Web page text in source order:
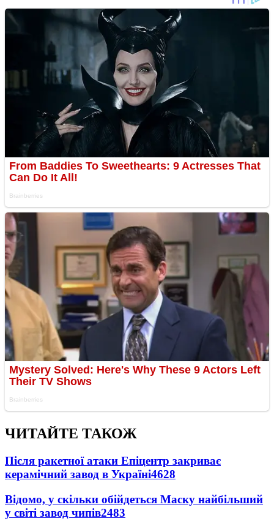
ЧИТАЙТЕ ТАКОЖ
Після ракетної атаки Епіцентр закриває
керамічний завод в Україні4628
Відомо, у скільки обійдеться Маску найбільший
у світі завод чипів2483